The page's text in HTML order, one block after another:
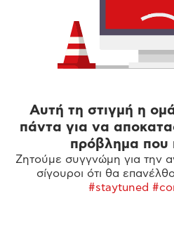
Αυτή τη στιγμή η
πάντα για να
πρόβλημα που
Ζητούμε συγγνώμη για την
σίγουροι ότι θα
#staytuned